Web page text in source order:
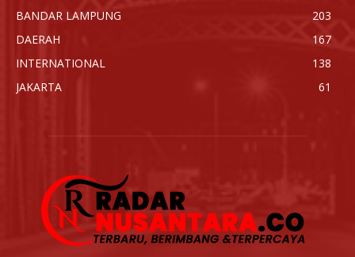
BANDAR LAMPUNG
203
DAERAH
167
INTERNATIONAL
138
JAKARTA
61